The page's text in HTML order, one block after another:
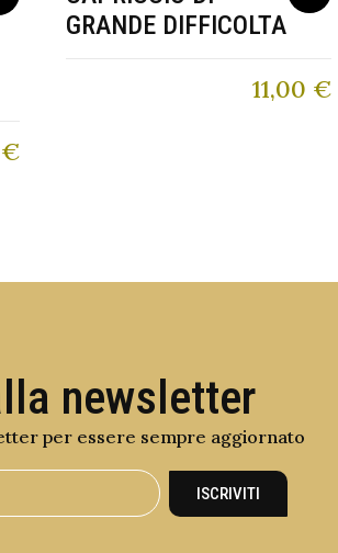
€
GRANDE DIFFICOLTA
11,00 €
newsletter
per essere sempre aggiornato
ISCRIVITI